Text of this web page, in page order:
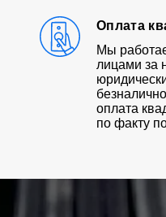
Оплата
Мы
лицами за
оплата
по факту